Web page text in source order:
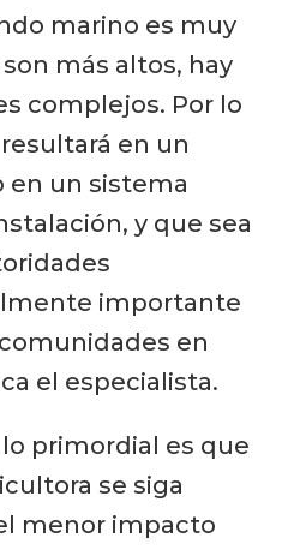
marino es muy
más altos, hay
complejos. Por lo
en un
en un sistema
y que sea
importante
en
el especialista.
primordial es que
se siga
menor impacto